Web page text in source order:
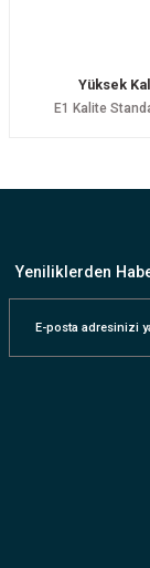
Yüksek
E1 Kalite
Yeniliklerden